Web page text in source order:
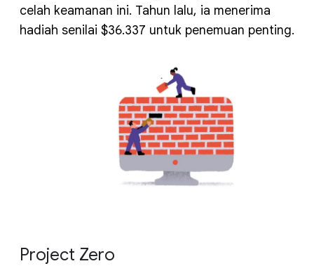
celah keamanan ini. Tahun lalu, ia menerima
hadiah senilai $36.337 untuk penemuan penting.
Project Zero